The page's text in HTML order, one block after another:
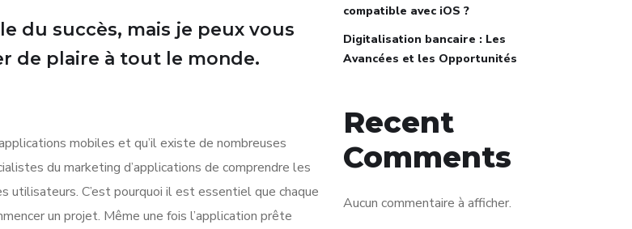
du succès, mais je peux vous
de plaire à tout le monde.
mobiles et qu’il existe de nombreuses
du marketing d’applications de comprendre les
C’est pourquoi il est essentiel que chaque
un projet. Même une fois l’application prête
compatible avec iOS ?
Digitalisation bancaire : Les
Avancées et les Opportunités
Recent
Comments
Aucun commentaire à afficher.